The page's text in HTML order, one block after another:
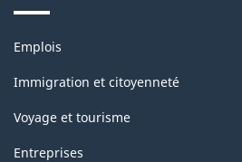
Thèmes
sujets
Emplois
Immigration et citoyenneté
Voyage et tourisme
Entreprises